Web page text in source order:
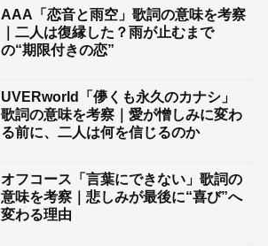
AAA「恋音と雨空」歌詞の意味を考察
｜二人は復縁した？雨が止むまで
の“期限付きの恋”
UVERworld「儚くも永久のカナシ」
歌詞の意味を考察｜愛が憎しみに変わ
る前に、二人は何を信じるのか
オフコース「言葉にできない」歌詞の
意味を考察｜悲しみが最後に“喜び”へ
変わる理由